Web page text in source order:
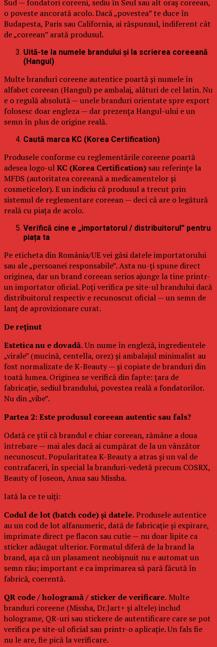
Sud — fondatori coreeni, sediu în Seul sau alt oraș coreean,
o poveste ancorată acolo. Dacă „povestea” te duce în
Budapesta, Paris sau California, ai răspunsul, indiferent cât
de „coreean” arată produsul.
Uită-te la numele brandului și la scrierea coreeană
(Hangul)
Multe branduri coreene autentice poartă și numele în
alfabet coreean (Hangul) pe ambalaj, alături de cel latin. Nu
e o regulă absolută — unele branduri orientate spre export
folosesc doar engleza — dar prezența Hangul-ului e un
semn în plus de origine reală.
Caută marca KC (Korea Certification)
Produsele conforme cu reglementările coreene poartă
adesea logo-ulKC (Korea Certification) sau referințe la
MFDS (autoritatea coreeană a medicamentelor și
cosmeticelor). E un indiciu că produsul a trecut prin
sistemul de reglementare coreean — deci că are o legătură
reală cu piața de acolo.
Verifică cine e „importatorul / distribuitorul” pentru
piața ta
Pe eticheta din România/UE vei găsi datele importatorului
sau ale „persoanei responsabile”. Asta nu-ți spune direct
originea, dar un brand coreean serios ajunge la tine printr-
un importator oficial. Poți verifica pe site-ul brandului dacă
distribuitorul respectiv e recunoscut oficial — un semn de
lanț de aprovizionare curat.
De reținut
Estetica nu e dovadă.Un nume în engleză, ingredientele
„virale” (mucină, centella, orez) și ambalajul minimalist au
fost normalizate de K-Beauty — și copiate de branduri din
toată lumea. Originea se verifică din fapte: țara de
fabricație, sediul brandului, povestea reală a fondatorilor.
Nu din „vibe”.
Partea 2: Este produsul coreean autentic sau fals?
Odată ce știi că brandul e chiar coreean, rămâne a doua
întrebare — mai ales dacă ai cumpărat de la un vânzător
necunoscut. Popularitatea K-Beauty a atras și un val de
contrafaceri, în special la branduri-vedetă precum COSRX,
Beauty of Joseon, Anua sau Missha.
Iată la ce te uiți:
Codul de lot (batch code) și datele.Produsele autentice
au un cod de lot alfanumeric, dată de fabricație și expirare,
imprimate direct pe flacon sau cutie — nu doar lipite ca
sticker adăugat ulterior. Formatul diferă de la brand la
brand, așa că un plasament neobișnuit nu e automat un
semn rău; important e ca imprimarea să pară făcută în
fabrică, coerentă.
QR code / hologramă / sticker de verificare.Multe
branduri coreene (Missha, Dr.Jart+ și altele) includ
holograme, QR-uri sau stickere de autentificare care se pot
verifica pe site-ul oficial sau printr-o aplicație. Un fals fie
nu le are, fie pică la verificare.